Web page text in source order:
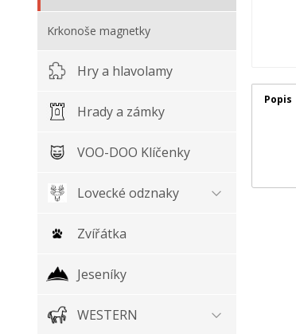
Krkonoše magnetky
Hry a hlavolamy
Hrady a zámky
VOO-DOO Klíčenky
Lovecké odznaky
Zvířátka
Jeseníky
WESTERN
Popis